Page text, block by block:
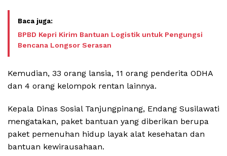
BPBD Kepri Kirim Bantuan Logistik untuk Pengungsi
Bencana Longsor Serasan
Kemudian, 33 orang lansia, 11 orang penderita ODHA
dan 4 orang kelompok rentan lainnya.
Kepala Dinas Sosial Tanjungpinang, Endang Susilawati
mengatakan, paket bantuan yang diberikan berupa
paket pemenuhan hidup layak alat kesehatan dan
bantuan kewirausahaan.